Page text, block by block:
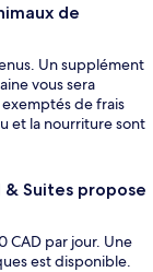
de
Un supplément
vous sera
de frais
et la nourriture sont
Suites propose
CAD par jour. Une
est disponible.